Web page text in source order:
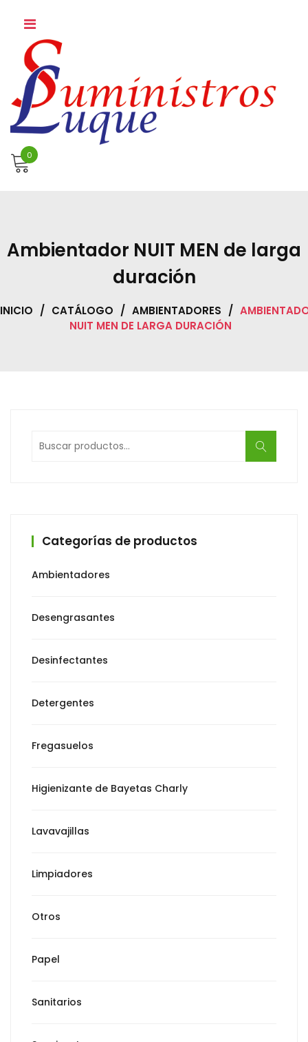
content
0
Ambientador NUIT MEN de larga
duración
INICIO / CATÁLOGO / AMBIENTADORES /
NUIT MEN DE LARGA DURACIÓN
por:
Categorías de productos
Ambientadores
Desengrasantes
Desinfectantes
Detergentes
Fregasuelos
Higienizante de Bayetas Charly
Lavavajillas
Limpiadores
Otros
Papel
Sanitarios